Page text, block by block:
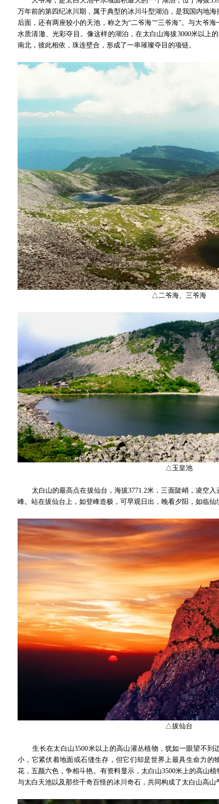
万年前的第四纪冰川期，属于典型的冰川斗型湖泊，是我国内地
后面，还有两座较小的天池，称之为“二爷海”“三爷海”。与大爷
水质清澈、光彩夺目。像这样的湖泊，在太白山海拔3000米以上
南北，彼此相依，珠连壁合，形成了一串璀璨夺目的项链。
△二爷海、三爷海
△玉皇池
太白山的最高点在拔仙台，海拔3771.2米，三面陡峭，凌空入
峰。站在拔仙台上，如登峰造极，可早观日出，晚看夕阳，如临仙
△拔仙台
生长在太白山3500米以上的高山灌丛植物，犹如一眼望不到
小，它紧伏着地面或石缝生存，但它们却是世界上最具生命力的
花，五颜六色，争相斗艳。有资料显示，太白山3500米上的高山
与太白天池以及那些千奇百怪的冰川奇石，共同构成了太白山高